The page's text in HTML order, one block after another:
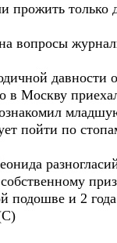
прожить только
вопросы
в Москву
пойти по
подошве и 2